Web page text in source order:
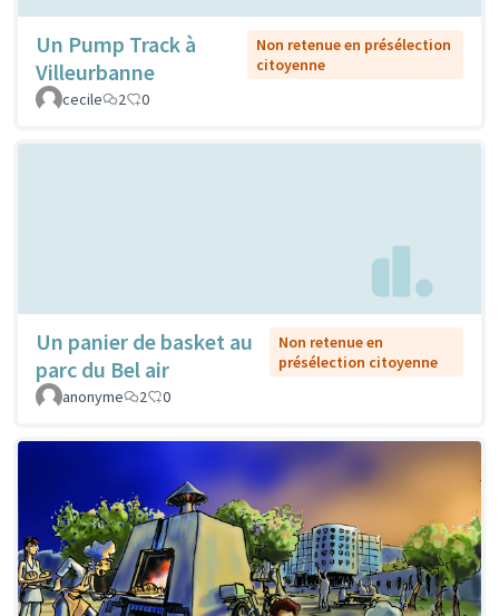
Un Pump Track à
Villeurbanne
Non retenue en présélection
citoyenne
cecile
2 0
Un panier de basket au
parc du Bel air
Non retenue en
présélection citoyenne
anonyme
2 0